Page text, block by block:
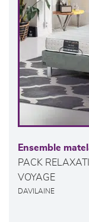
Ensemble
PACK
VOYAGE
DAVILAINE